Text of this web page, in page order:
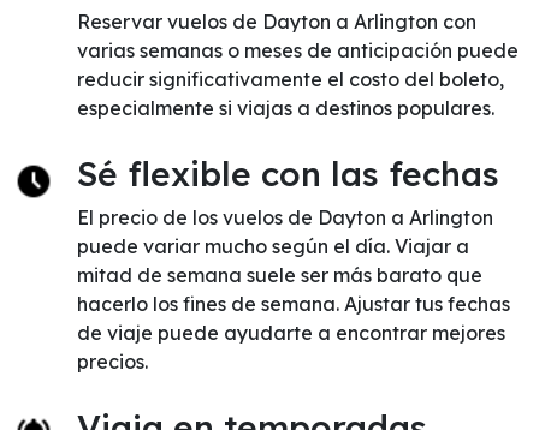
Reservar vuelos de Dayton a Arlington con
varias semanas o meses de anticipación puede
reducir significativamente el costo del boleto,
especialmente si viajas a destinos populares.
Sé flexible con las fechas
El precio de los vuelos de Dayton a Arlington
puede variar mucho según el día. Viajar a
mitad de semana suele ser más barato que
hacerlo los fines de semana. Ajustar tus fechas
de viaje puede ayudarte a encontrar mejores
precios.